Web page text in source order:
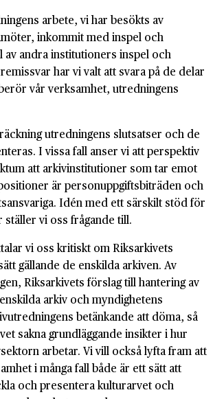
arbete, vi har besökts av
inkommit med inspel och
av andra institutioners inspel och
har vi valt att svara på de delar
vår verksamhet, utredningens
utredningens slutsatser och de
I vissa fall anser vi att perspektiv
att arkivinstitutioner som tar emot
är personuppgiftsbiträden och
Idén med ett särskilt stöd för
vi oss frågande till.
vi oss kritiskt om Riksarkivets
gällande de enskilda arkiven. Av
Riksarkivets förslag till hantering av
arkiv och myndighetens
betänkande att döma, så
sakna grundläggande insikter i hur
arbetar. Vi vill också lyfta fram att
i många fall både är ett sätt att
och presentera kulturarvet och